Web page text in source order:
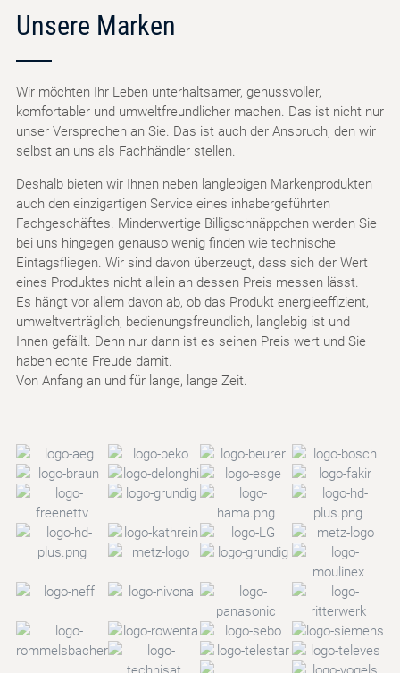
Unsere Marken
Wir möchten Ihr Leben unterhaltsamer, genussvoller,
komfortabler und umweltfreundlicher machen. Das ist nicht nur
unser Versprechen an Sie. Das ist auch der Anspruch, den wir
selbst an uns als Fachhändler stellen.
Deshalb bieten wir Ihnen neben langlebigen Markenprodukten
auch den einzigartigen Service eines inhabergeführten
Fachgeschäftes. Minderwertige Billigschnäppchen werden Sie
bei uns hingegen genauso wenig finden wie technische
Eintagsfliegen. Wir sind davon überzeugt, dass sich der Wert
eines Produktes nicht allein an dessen Preis messen lässt.
Es hängt vor allem davon ab, ob das Produkt energieeffizient,
umweltverträglich, bedienungsfreundlich, langlebig ist und
Ihnen gefällt. Denn nur dann ist es seinen Preis wert und Sie
haben echte Freude damit.
Von Anfang an und für lange, lange Zeit.